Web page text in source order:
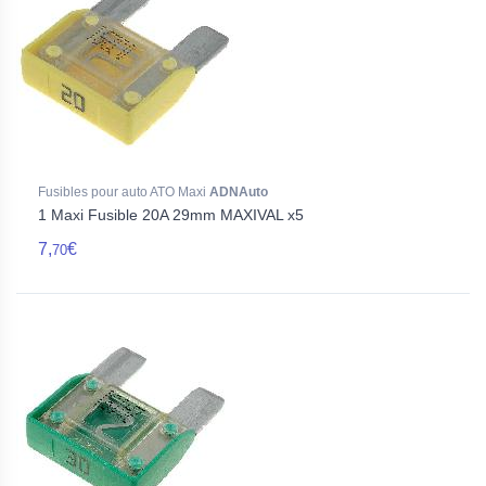
Fusibles pour auto ATO Maxi ADNAuto
1 Maxi Fusible 20A 29mm MAXIVAL x5
7,70€